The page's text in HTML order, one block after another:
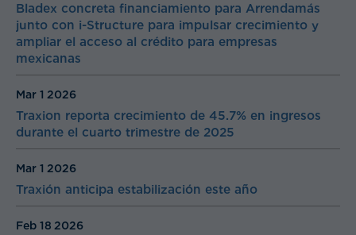
Bladex concreta financiamiento para Arrendamás
junto con i-Structure para impulsar crecimiento y
ampliar el acceso al crédito para empresas
mexicanas
Traxion reporta crecimiento de 45.7% en ingresos
durante el cuarto trimestre de 2025
Mar 1 2026
Traxión anticipa estabilización este año
Mar 1 2026
Feb 18 2026